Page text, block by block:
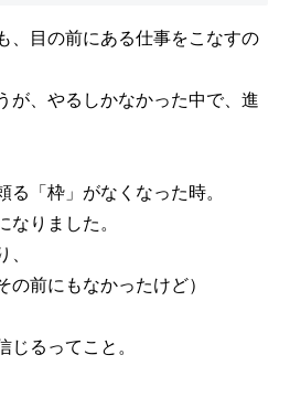
、目の前にある仕事をこなすの
が、やるしかなかった中で、進
る「枠」がなくなった時。
なりました。
、
の前にもなかったけど）
じるってこと。